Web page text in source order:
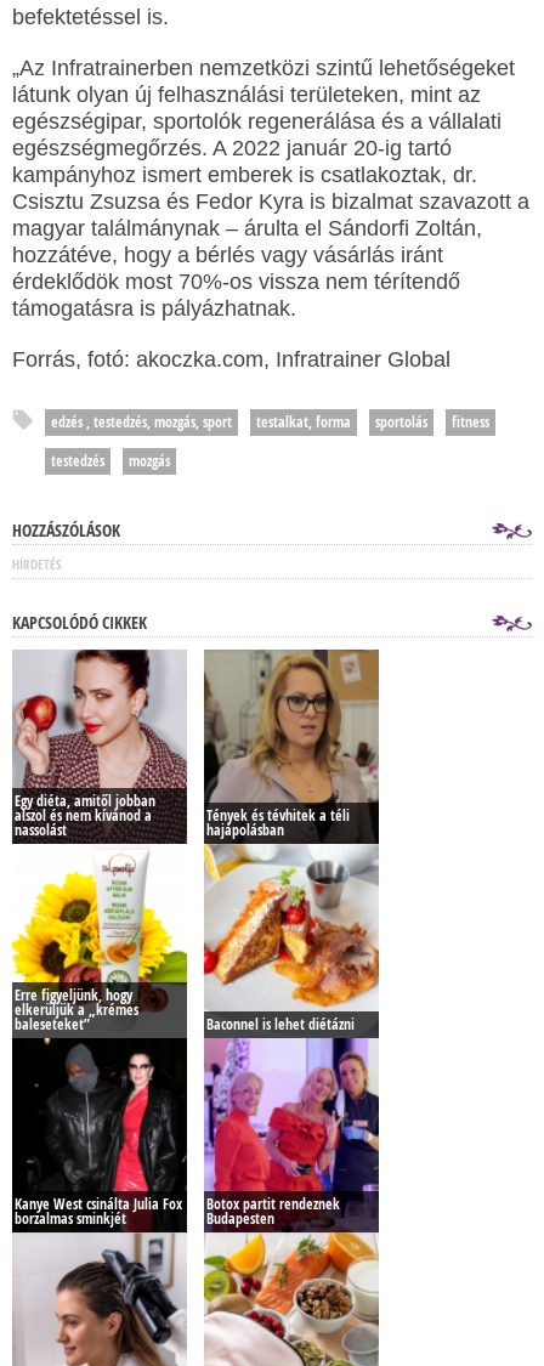
befektetéssel is.
„Az Infratrainerben nemzetközi szintű lehetőségeket
látunk olyan új felhasználási területeken, mint az
egészségipar, sportolók regenerálása és a vállalati
egészségmegőrzés. A 2022 január 20-ig tartó
kampányhoz ismert emberek is csatlakoztak, dr.
Csisztu Zsuzsa és Fedor Kyra is bizalmat szavazott a
magyar találmánynak – árulta el Sándorfi Zoltán,
hozzátéve, hogy a bérlés vagy vásárlás iránt
érdeklődök most 70%-os vissza nem térítendő
támogatásra is pályázhatnak.
Forrás, fotó: akoczka.com, Infratrainer Global
edzés , testedzés, mozgás, sport testalkat, forma sportolás
fitness
testedzés
mozgás
HOZZÁSZÓLÁSOK
HÍRDETÉS
KAPCSOLÓDÓ CIKKEK
Egy diéta, amitől jobban
alszol és nem kívánod a
nassolást
Tények és tévhitek a téli
hajápolásban
Erre figyeljünk, hogy
elkerüljük a „krémes
baleseteket” Baconnel is lehet diétázni
Kanye West csinálta Julia Fox
borzalmas sminkjét
Botox partit rendeznek
Budapesten